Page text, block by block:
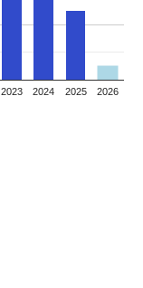
2023 2024 2025 2026